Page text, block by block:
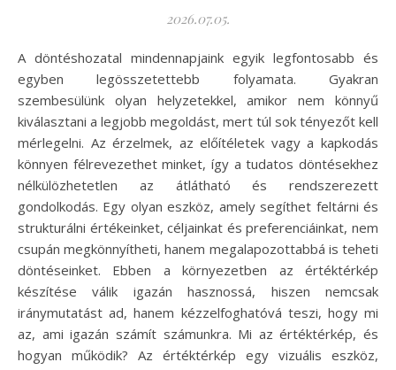
2026.07.05.
A döntéshozatal mindennapjaink egyik legfontosabb és
egyben legösszetettebb folyamata. Gyakran
szembesülünk olyan helyzetekkel, amikor nem könnyű
kiválasztani a legjobb megoldást, mert túl sok tényezőt kell
mérlegelni. Az érzelmek, az előítéletek vagy a kapkodás
könnyen félrevezethet minket, így a tudatos döntésekhez
nélkülözhetetlen az átlátható és rendszerezett
gondolkodás. Egy olyan eszköz, amely segíthet feltárni és
strukturálni értékeinket, céljainkat és preferenciáinkat, nem
csupán megkönnyítheti, hanem megalapozottabbá is teheti
döntéseinket. Ebben a környezetben az értéktérkép
készítése válik igazán hasznossá, hiszen nemcsak
iránymutatást ad, hanem kézzelfoghatóvá teszi, hogy mi
az, ami igazán számít számunkra. Mi az értéktérkép, és
hogyan működik? Az értéktérkép egy vizuális eszköz,